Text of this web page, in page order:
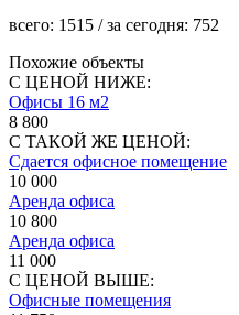
всего: 1515 / за сегодня: 752
Похожие объекты
С ЦЕНОЙ НИЖЕ:
Офисы 16 м2
8 800
С ТАКОЙ ЖЕ ЦЕНОЙ:
Сдается офисное помещение
10 000
Аренда офиса
10 800
Аренда офиса
11 000
С ЦЕНОЙ ВЫШЕ:
Офисные помещения